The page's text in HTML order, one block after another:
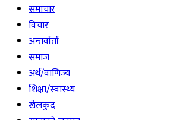
समाचार
विचार
अन्तर्वार्ता
समाज
अर्थ/वाणिज्य
शिक्षा/स्वास्थ्य
खेलकुद